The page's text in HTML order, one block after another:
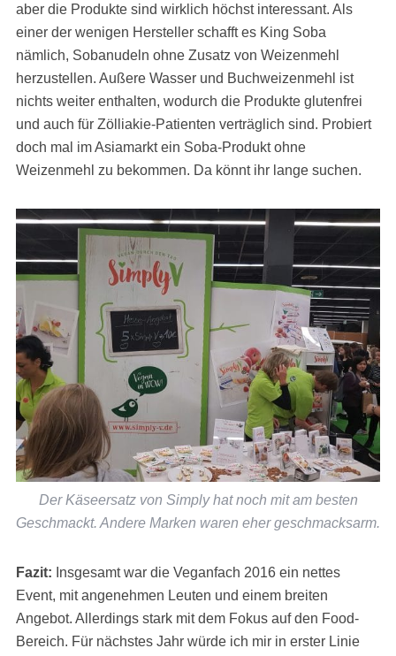
aber die Produkte sind wirklich höchst interessant. Als
einer der wenigen Hersteller schafft es King Soba
nämlich, Sobanudeln ohne Zusatz von Weizenmehl
herzustellen. Außere Wasser und Buchweizenmehl ist
nichts weiter enthalten, wodurch die Produkte glutenfrei
und auch für Zölliakie-Patienten verträglich sind. Probiert
doch mal im Asiamarkt ein Soba-Produkt ohne
Weizenmehl zu bekommen. Da könnt ihr lange suchen.
Der Käseersatz von Simply hat noch mit am besten
Geschmackt. Andere Marken waren eher geschmacksarm.
Fazit: Insgesamt war die Veganfach 2016 ein nettes
Event, mit angenehmen Leuten und einem breiten
Angebot. Allerdings stark mit dem Fokus auf den Food-
Bereich. Für nächstes Jahr würde ich mir in erster Linie